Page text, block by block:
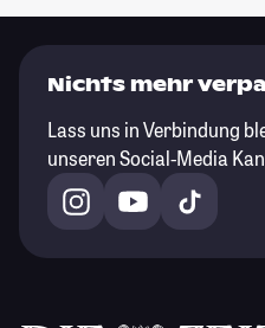
Nichts mehr
Lass uns in Verbindung
unseren Social-Media